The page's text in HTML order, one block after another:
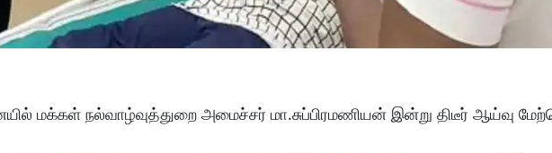
மக்கள் நல்வாழ்வுத்துறை அமைச்சர் மா.சுப்பிரமணியன் இன்று திடீர் ஆய்வு